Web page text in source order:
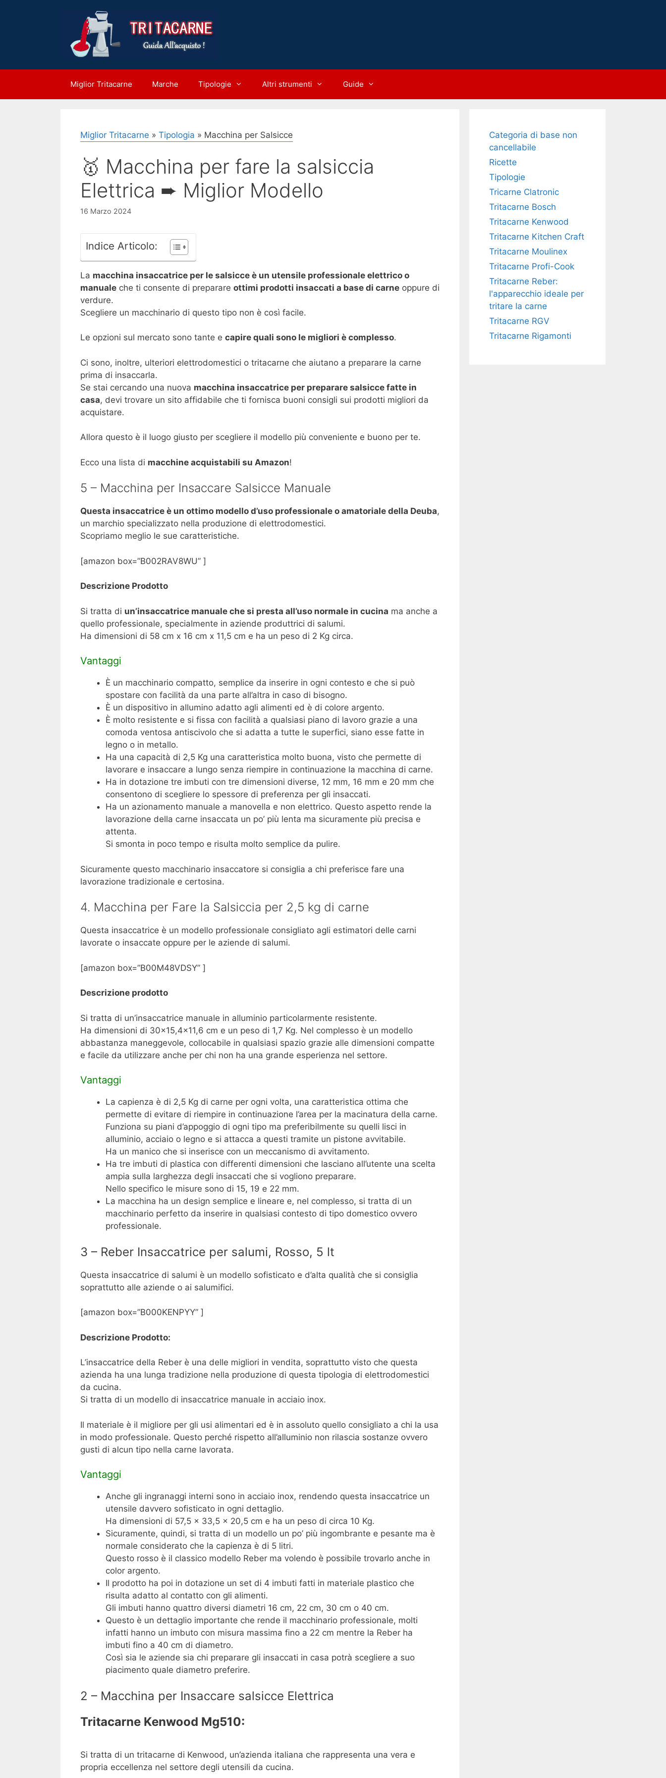
Miglior Tritacarne Marche Tipologie Altri strumenti Guide
Miglior Tritacarne » Tipologia » Macchina per Salsicce
🥇 Macchina per fare la salsiccia
Elettrica ➨ Miglior Modello
16 Marzo 2024
Indice Articolo:
La macchina insaccatrice per le salsicce è un utensile professionale elettrico o
manuale che ti consente di preparare ottimi prodotti insaccati a base di carne oppure di
verdure.
Scegliere un macchinario di questo tipo non è così facile.
Le opzioni sul mercato sono tante e capire quali sono le migliori è complesso.
Ci sono, inoltre, ulteriori elettrodomestici o tritacarne che aiutano a preparare la carne
prima di insaccarla.
Se stai cercando una nuova macchina insaccatrice per preparare salsicce fatte in
casa, devi trovare un sito affidabile che ti fornisca buoni consigli sui prodotti migliori da
acquistare.
Allora questo è il luogo giusto per scegliere il modello più conveniente e buono per te.
Ecco una lista di macchine acquistabili su Amazon!
5 – Macchina per Insaccare Salsicce Manuale
Questa insaccatrice è un ottimo modello d’uso professionale o amatoriale della Deuba,
un marchio specializzato nella produzione di elettrodomestici.
Scopriamo meglio le sue caratteristiche.
[amazon box=”B002RAV8WU” ]
Descrizione Prodotto
Si tratta di un’insaccatrice manuale che si presta all’uso normale in cucina ma anche a
quello professionale, specialmente in aziende produttrici di salumi.
Ha dimensioni di 58 cm x 16 cm x 11,5 cm e ha un peso di 2 Kg circa.
Vantaggi
È un macchinario compatto, semplice da inserire in ogni contesto e che si può
spostare con facilità da una parte all’altra in caso di bisogno.
È un dispositivo in allumino adatto agli alimenti ed è di colore argento.
È molto resistente e si fissa con facilità a qualsiasi piano di lavoro grazie a una
comoda ventosa antiscivolo che si adatta a tutte le superfici, siano esse fatte in
legno o in metallo.
Ha una capacità di 2,5 Kg una caratteristica molto buona, visto che permette di
lavorare e insaccare a lungo senza riempire in continuazione la macchina di carne.
Ha in dotazione tre imbuti con tre dimensioni diverse, 12 mm, 16 mm e 20 mm che
consentono di scegliere lo spessore di preferenza per gli insaccati.
Ha un azionamento manuale a manovella e non elettrico. Questo aspetto rende la
lavorazione della carne insaccata un po’ più lenta ma sicuramente più precisa e
attenta.
Si smonta in poco tempo e risulta molto semplice da pulire.
Sicuramente questo macchinario insaccatore si consiglia a chi preferisce fare una
lavorazione tradizionale e certosina.
4. Macchina per Fare la Salsiccia per 2,5 kg di carne
Questa insaccatrice è un modello professionale consigliato agli estimatori delle carni
lavorate o insaccate oppure per le aziende di salumi.
[amazon box=”B00M48VDSY” ]
Descrizione prodotto
Si tratta di un’insaccatrice manuale in alluminio particolarmente resistente.
Ha dimensioni di 30×15,4×11,6 cm e un peso di 1,7 Kg. Nel complesso è un modello
abbastanza maneggevole, collocabile in qualsiasi spazio grazie alle dimensioni compatte
e facile da utilizzare anche per chi non ha una grande esperienza nel settore.
Vantaggi
La capienza è di 2,5 Kg di carne per ogni volta, una caratteristica ottima che
permette di evitare di riempire in continuazione l’area per la macinatura della carne.
Funziona su piani d’appoggio di ogni tipo ma preferibilmente su quelli lisci in
alluminio, acciaio o legno e si attacca a questi tramite un pistone avvitabile.
Ha un manico che si inserisce con un meccanismo di avvitamento.
Ha tre imbuti di plastica con differenti dimensioni che lasciano all’utente una scelta
ampia sulla larghezza degli insaccati che si vogliono preparare.
Nello specifico le misure sono di 15, 19 e 22 mm.
La macchina ha un design semplice e lineare e, nel complesso, si tratta di un
macchinario perfetto da inserire in qualsiasi contesto di tipo domestico ovvero
professionale.
3 – Reber Insaccatrice per salumi, Rosso, 5 lt
Questa insaccatrice di salumi è un modello sofisticato e d’alta qualità che si consiglia
soprattutto alle aziende o ai salumifici.
[amazon box=”B000KENPYY” ]
Descrizione Prodotto:
L’insaccatrice della Reber è una delle migliori in vendita, soprattutto visto che questa
azienda ha una lunga tradizione nella produzione di questa tipologia di elettrodomestici
da cucina.
Si tratta di un modello di insaccatrice manuale in acciaio inox.
Il materiale è il migliore per gli usi alimentari ed è in assoluto quello consigliato a chi la usa
in modo professionale. Questo perché rispetto all’alluminio non rilascia sostanze ovvero
gusti di alcun tipo nella carne lavorata.
Vantaggi
Anche gli ingranaggi interni sono in acciaio inox, rendendo questa insaccatrice un
utensile davvero sofisticato in ogni dettaglio.
Ha dimensioni di 57,5 x 33,5 x 20,5 cm e ha un peso di circa 10 Kg.
Sicuramente, quindi, si tratta di un modello un po’ più ingombrante e pesante ma è
normale considerato che la capienza è di 5 litri.
Questo rosso è il classico modello Reber ma volendo è possibile trovarlo anche in
color argento.
Il prodotto ha poi in dotazione un set di 4 imbuti fatti in materiale plastico che
risulta adatto al contatto con gli alimenti.
Gli imbuti hanno quattro diversi diametri 16 cm, 22 cm, 30 cm o 40 cm.
Questo è un dettaglio importante che rende il macchinario professionale, molti
infatti hanno un imbuto con misura massima fino a 22 cm mentre la Reber ha
imbuti fino a 40 cm di diametro.
Così sia le aziende sia chi preparare gli insaccati in casa potrà scegliere a suo
piacimento quale diametro preferire.
2 – Macchina per Insaccare salsicce Elettrica
Tritacarne Kenwood Mg510:
Si tratta di un tritacarne di Kenwood, un’azienda italiana che rappresenta una vera e
propria eccellenza nel settore degli utensili da cucina.
Categoria di base non
cancellabile
Ricette
Tipologie
Tricarne Clatronic
Tritacarne Bosch
Tritacarne Kenwood
Tritacarne Kitchen Craft
Tritacarne Moulinex
Tritacarne Profi-Cook
Tritacarne Reber:
l'apparecchio ideale per
tritare la carne
Tritacarne RGV
Tritacarne Rigamonti